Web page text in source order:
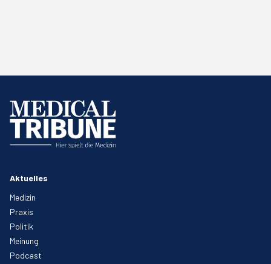
Aktuelles
Medizin
Praxis
Politik
Meinung
Podcast